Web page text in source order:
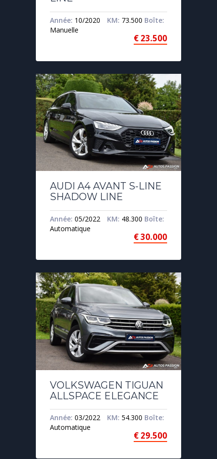
Année: 10/2020 KM: 73.500 Boîte:
Manuelle
€ 23.500
AUDI A4 AVANT S-LINE
SHADOW LINE
Année: 05/2022 KM: 48.300 Boîte:
Automatique
€30.000
VOLKSWAGEN TIGUAN
ALLSPACE ELEGANCE
Année: 03/2022 KM: 54.300 Boîte:
Automatique
€ 29.500